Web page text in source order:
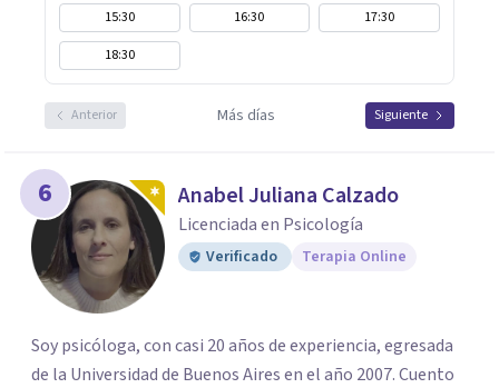
15:30 16:30
17:30
18:30
Anterior Más días Siguiente
6 Anabel Juliana Calzado
Licenciada en Psicología
Verificado Terapia Online
Soy psicóloga, con casi 20 años de experiencia, egresada
de la Universidad de Buenos Aires en el año 2007. Cuento